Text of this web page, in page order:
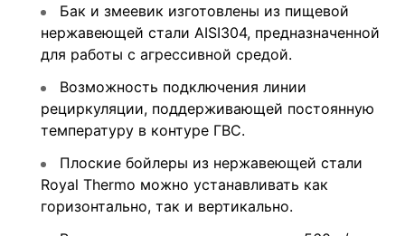
Бак и змеевик изготовлены из пищевой
нержавеющей стали AISI304, предназначенной
для работы с агрессивной средой.
Возможность подключения линии
рециркуляции, поддерживающей постоянную
температуру в контуре ГВС.
Плоские бойлеры из нержавеющей стали
Royal Thermo можно устанавливать как
горизонтально, так и вертикально.